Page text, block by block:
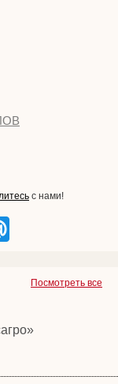
с нами!
Посмотреть все